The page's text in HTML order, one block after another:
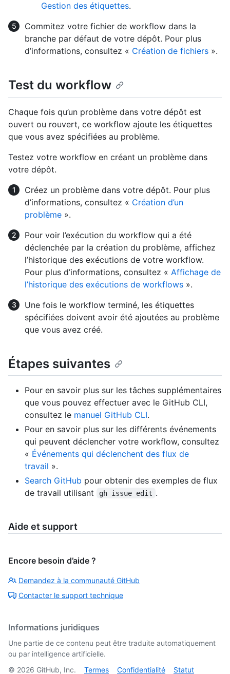
Gestion des étiquettes.
Commitez votre fichier de workflow dans la
branche par défaut de votre dépôt. Pour plus
d’informations, consultez « Création de fichiers ».
Test du workflow
Chaque fois qu’un problème dans votre dépôt est
ouvert ou rouvert, ce workflow ajoute les étiquettes
que vous avez spécifiées au problème.
Testez votre workflow en créant un problème dans
votre dépôt.
Créez un problème dans votre dépôt. Pour plus
d’informations, consultez « Création d’un
problème ».
Pour voir l’exécution du workflow qui a été
déclenchée par la création du problème, affichez
l’historique des exécutions de votre workflow.
Pour plus d’informations, consultez « Affichage de
l’historique des exécutions de workflows ».
Une fois le workflow terminé, les étiquettes
spécifiées doivent avoir été ajoutées au problème
que vous avez créé.
Étapes suivantes
Pour en savoir plus sur les tâches supplémentaires
que vous pouvez effectuer avec le GitHub CLI,
consultez le manuel GitHub CLI.
Pour en savoir plus sur les différents événements
qui peuvent déclencher votre workflow, consultez
« Événements qui déclenchent des flux de
travail ».
Search GitHub pour obtenir des exemples de flux
de travail utilisant
gh issue edit .
Aide et support
Encore besoin d’aide ?
Demandez à la communauté GitHub
Contacter le support technique
Informations juridiques
Une partie de ce contenu peut être traduite automatiquement
ou par intelligence artificielle.
© 2026 GitHub, Inc. Termes Confidentialité Statut